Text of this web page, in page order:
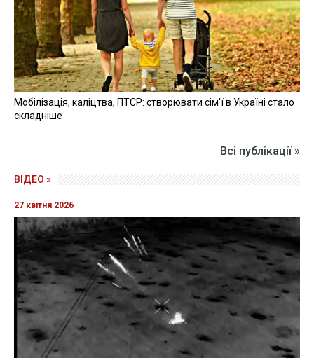
Мобілізація, каліцтва, ПТСР: створювати сім'ї в Україні стало
складніше
Всі публікації »
ВІДЕО »
27 квітня 2026